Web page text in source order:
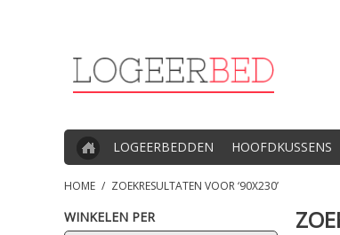
LOGEERBEDDEN HOOFDKUSSENS
HOME / ZOEKRESULTATEN VOOR ‘90X230’
WINKELEN PER